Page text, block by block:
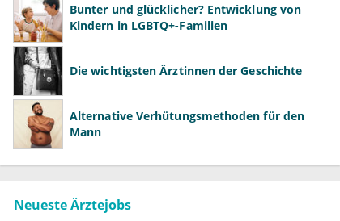
Bunter und glücklicher? Entwicklung von
Kindern in LGBTQ+-Familien
Die wichtigsten Ärztinnen der Geschichte
Alternative Verhütungsmethoden für den
Mann
Neueste Ärztejobs